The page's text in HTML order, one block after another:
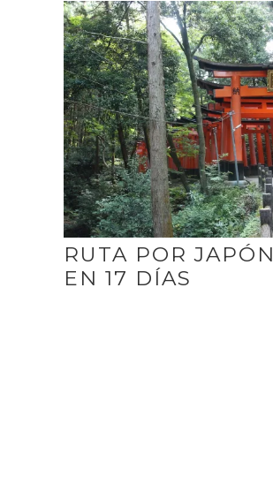
RUTA POR JAPÓN
EN 17 DÍAS